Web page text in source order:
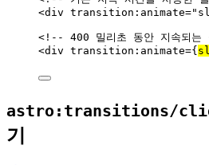
<div transition:animate="
<!-- 400 밀리초 동안 지속되는
<div transition:animate={
astro:transitions/
기